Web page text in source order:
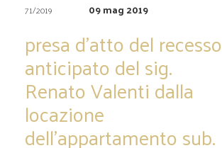
71/2019 09 mag 2019
presa d’atto del recesso
anticipato del sig.
Renato Valenti dalla
locazione
dell’appartamento sub.